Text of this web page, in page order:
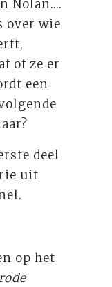
Nolan....
over wie
of ze er
een
deel
uit
op het